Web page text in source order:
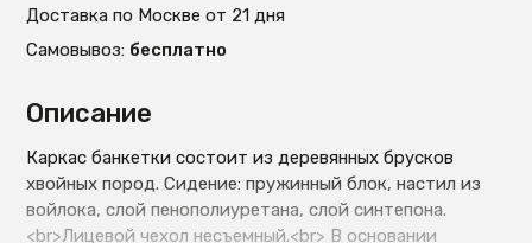
Описание
Каркас банкетки состоит из деревянных брусков
хвойных пород. Сидение: пружинный блок, настил из
войлока, слой пенополиуретана, слой синтепона.
<br>Лицевой чехол несъемный.<br> В основании
Доставка по Москве от 21 дня
Самовывоз: бесплатно